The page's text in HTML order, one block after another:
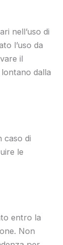
nell’uso di
l’uso da
il
dalla
caso di
le
entro la
Non